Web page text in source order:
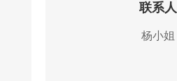
联系人
杨小姐